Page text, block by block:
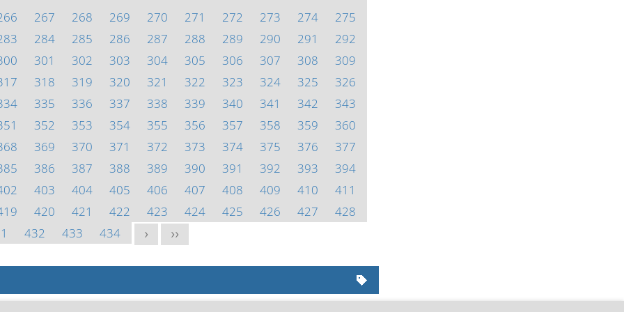
267 268 269 270 271 272 273 274
275
284 285 286 287 288 289 290 291
292
301 302 303 304 305 306 307 308
309
318 319 320 321 322 323 324 325
326
335 336 337 338 339 340 341 342
343
352 353 354 355 356 357 358 359
360
369 370 371 372 373 374 375 376
377
386 387 388 389 390 391 392 393
394
403 404 405 406 407 408 409 410
411
420 421 422 423 424 425 426 427
428
432 433 434 > >>